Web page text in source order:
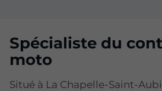
Spécialiste du
moto
Situé à La Chapelle-Saint-